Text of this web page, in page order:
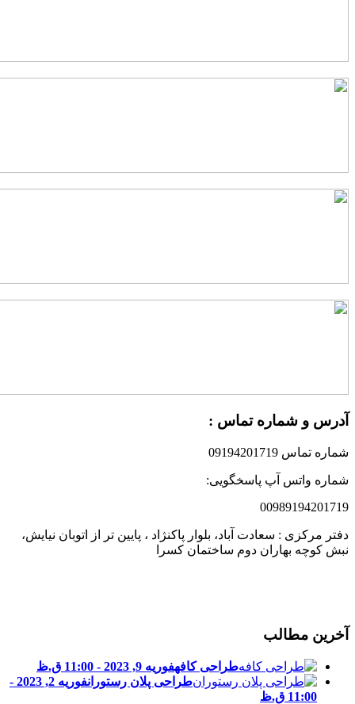
و شماره تماس :
تماس 09194201719
واتس آپ پاسخگویی:
مرکزی : سعادت آباد، بلوار پاکنژاد ، پایین تر از اتوبان نیایش،
کوچه بهاران دوم ساختمان کسرا
مطالب
طراحی کافهفوریه 9, 2023 - 11:00 ق.ظ
طراحی پلان رستوران
فوریه 2, 2023 -
11:00 ق.ظ